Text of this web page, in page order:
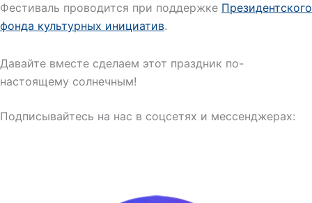
Фестиваль проводится при поддержке Президентского
фонда культурных инициатив.
Давайте вместе сделаем этот праздник по-
настоящему солнечным!
Подписывайтесь на нас в соцсетях и мессенджерах: